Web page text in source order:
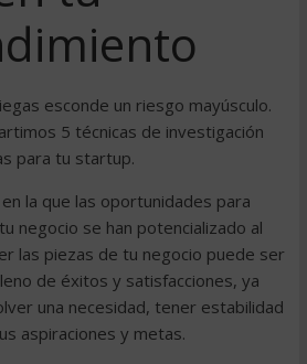
esconde un riesgo mayúsculo.
5 técnicas de investigación
para tu startup.
la que las oportunidades para
negocio se han potencializado al
las piezas de tu negocio puede ser
de éxitos y satisfacciones, ya
una necesidad, tener estabilidad
aspiraciones y metas.